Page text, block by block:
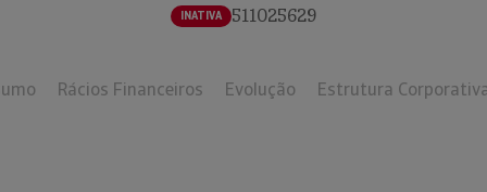
INATIVA 511025629
Rácios Financeiros Evolução Estrutura Corporativa